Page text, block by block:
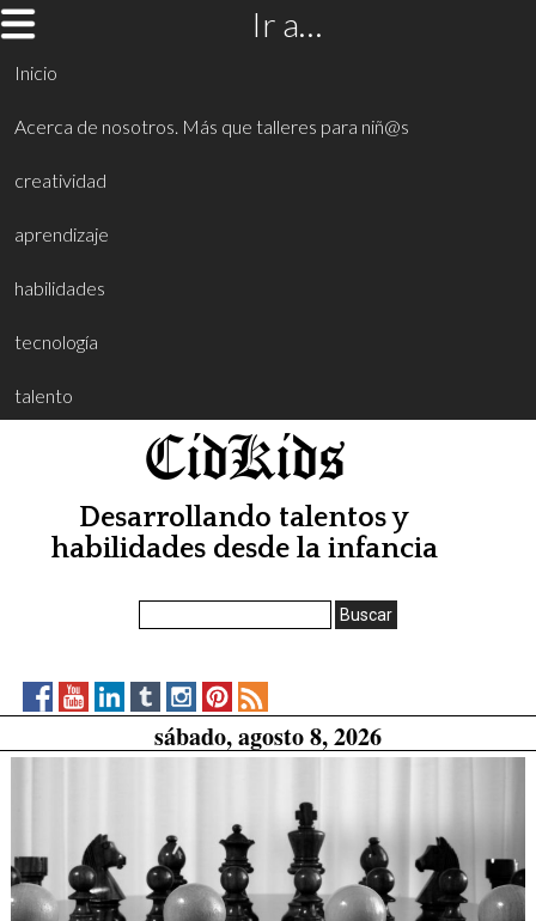
Ir a…
Inicio
Acerca de nosotros. Más que talleres para niñ@s
creatividad
aprendizaje
habilidades
tecnología
talento
CidKids
Desarrollando talentos y
habilidades desde la infancia
Buscar:
CidKidsen
CidKids
YouTube
CidKids
LinkedIn
CidKids
Tumblr
CidKids
on
Instagram
CidKids
on
Pinterest
RSS
Feed
sábado, agosto 8, 2026